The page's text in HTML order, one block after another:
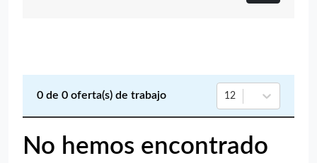
0 de 0 oferta(s) de trabajo 12
No hemos encontrado